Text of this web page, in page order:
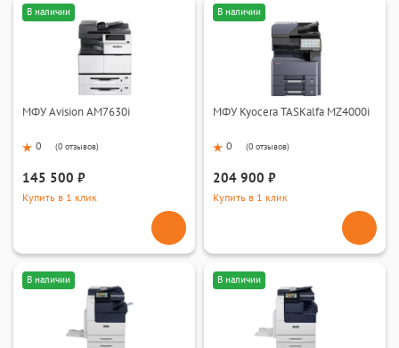
В наличии
МФУ Avision AM7630i
0 (0 отзывов)
145 500 ₽
Купить в 1 клик
В наличии
МФУ Kyocera TASKalfa MZ4000i
0 (0 отзывов)
204 900 ₽
Купить в 1 клик
В наличии В наличии